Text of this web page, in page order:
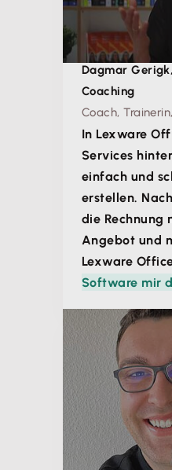
Wichtig sind dabei
ZUGFeRD. Einenormale
im
strukturierten Daten
Rechnungsprogramm
Rechnungsformate
verpflichtende
Dagmar
Coaching
Coach,
In Lexware
Services
einfach und
erstellen.
die Rechnung
Angebot und
Lexware
Software mir